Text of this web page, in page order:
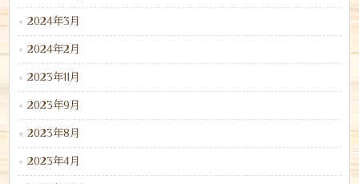
2024年3月
2024年2月
2023年11月
2023年9月
2023年8月
2023年4月